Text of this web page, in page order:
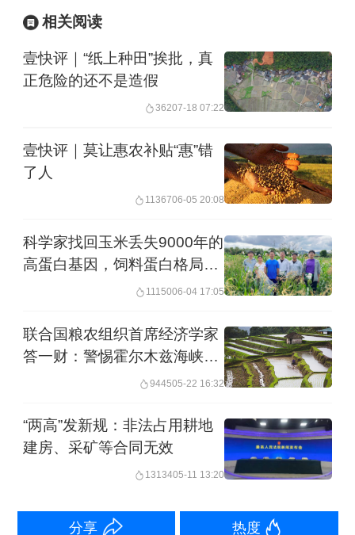
加。其中，前4个月，小麦进口数量累计
经达到去年全年小麦进口量（996万吨）
的60%。今年小麦价格一路下行，与小
一边国内价格跌，一边还大量进口？
从宏观角度来看，预计2023年
我国粮食供需两端都会增加。供给端将
整体保持稳中有增，需求端将继续保持
稳中略升。保持适度的粮食进口，可以
对国内粮食供应形成有效补充。
今年以来，粮食进口形势呈现不同特
品种的市场表现不同。
分品种看：一是国内外小麦价差拉大，
截至5月23日，CBOT小麦主力合约收盘
相关阅读
壹快评｜“纸上种田”挨批，真
正危险的还不是造假
36207-18 07:22
壹快评｜莫让惠农补贴“惠”错
了人
1136706-05 20:08
科学家找回玉米丢失9000年的
高蛋白基因，饲料蛋白格局有
1115006-04 17:05
联合国粮农组织首席经济学家
答一财：警惕霍尔木兹海峡受
阻催生粮食价格危机944505-22 16:32
“两高”发新规：非法占用耕地
建房、采矿等合同无效
1313405-11 13:20
分享 热度